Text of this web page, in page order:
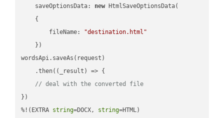
saveOptionsData: new HtmlSaveOptionsData(
    {
fileName:
"destination.html"
    })
wordsApi.saveAs(request)
    .then(
( _result ) => {
// deal with the converted file
})
%!(EXTRA string=DOCX, string